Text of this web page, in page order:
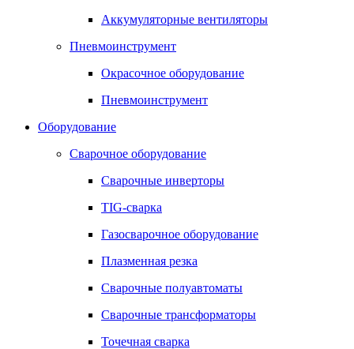
Аккумуляторные вентиляторы
Пневмоинструмент
Окрасочное оборудование
Пневмоинструмент
Оборудование
Сварочное оборудование
Сварочные инверторы
TIG-сварка
Газосварочное оборудование
Плазменная резка
Сварочные полуавтоматы
Сварочные трансформаторы
Точечная сварка